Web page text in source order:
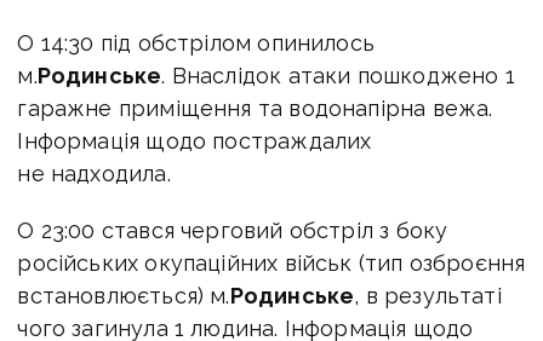
О 14:30 під обстрілом опинилось
м.Родинське. Внаслідок атаки пошкоджено 1
гаражне приміщення та водонапірна вежа.
Інформація щодо постраждалих
не надходила.
О 23:00 стався черговий обстріл з боку
російських окупаційних військ (тип озброєння
встановлюється) м.Родинське, в результаті
чого загинула 1 людина. Інформація щодо